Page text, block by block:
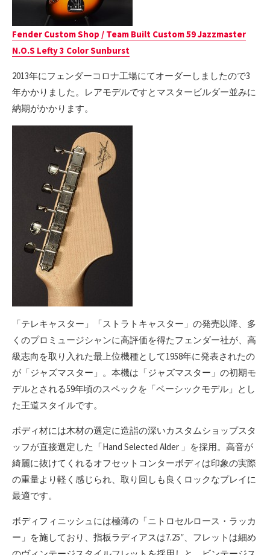
Fender Custom Shop / Team Built Custom 59 Jazzmaster
N.O.S Lefty 3 Color Sunburst
2013年にフェンダーコロナ工場にてオーダーしましたので3
年かかりました。レアモデルですとマスタービルダー並みに
納期がかかります。
「テレキャスター」「ストラトキャスター」の発売以降、多
くのプロミュージシャンに高評価を得たフェンダー社が、高
級志向を取り入れた最上位機種として1958年に発表されたの
が「ジャズマスター」。本機は「ジャズマスター」の初期モ
デルとされる59年頃のスペックを「ベーシックモデル」とし
た王道スタイルです。
ボディ材には木材の選定に造詣の深いカスタムショップスタ
ッフが直接選定した「Hand Selected Alder 」を採用。高音が
綺麗に抜けてくれるオフセットコンターボディは印象の実際
の重量より軽く感じられ、取り回しも良くロックなプレイに
最適です。
ボディフィニッシュには極薄の「ニトロセルロース・ラッカ
ー」を施しており、指板ラディアスは7.25″、フレットは細め